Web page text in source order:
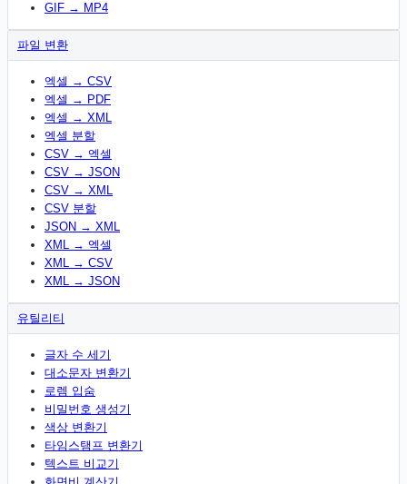
GIF → MP4
파일 변환
엑셀 → CSV
엑셀 → PDF
엑셀 → XML
엑셀 분할
CSV → 엑셀
CSV → JSON
CSV → XML
CSV 분할
JSON → XML
XML → 엑셀
XML → CSV
XML → JSON
유틸리티
글자 수 세기
대소문자 변환기
로렘 입숨
비밀번호 생성기
색상 변환기
타임스탬프 변환기
텍스트 비교기